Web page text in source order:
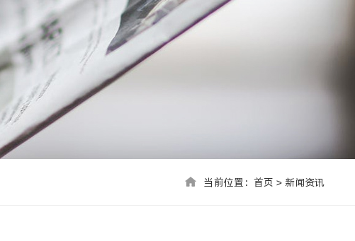
当前位置：首页 > 联系我们
当前位置： 首页 > 新闻资讯